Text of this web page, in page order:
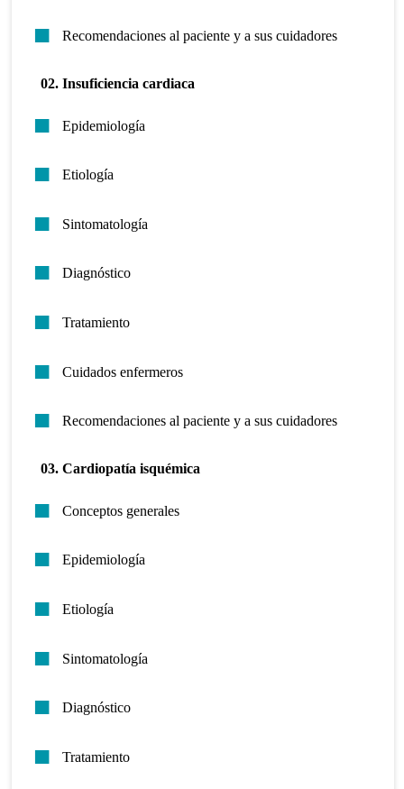
Recomendaciones al paciente y a sus cuidadores
02. Insuficiencia cardiaca
Epidemiología
Etiología
Sintomatología
Diagnóstico
Tratamiento
Cuidados enfermeros
Recomendaciones al paciente y a sus cuidadores
03. Cardiopatía isquémica
Conceptos generales
Epidemiología
Etiología
Sintomatología
Diagnóstico
Tratamiento